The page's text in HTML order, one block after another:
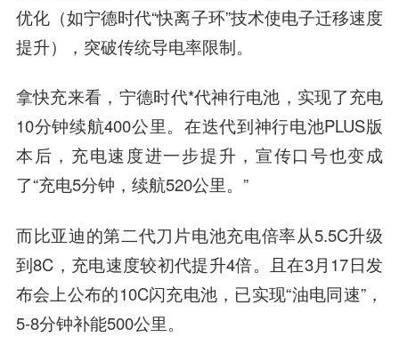
优化（如宁德时代“快离子环”技术使电子迁移速度
提升），突破传统导电率限制。
拿快充来看，宁德时代*代神行电池，实现了充电
10分钟续航400公里。在迭代到神行电池PLUS版
本后，充电速度进一步提升，宣传口号也变成
了“充电5分钟，续航520公里。”
而比亚迪的第二代刀片电池充电倍率从5.5C升级
到8C，充电速度较初代提升4倍。且在3月17日发
布会上公布的10C闪充电池，已实现“油电同速”，
5-8分钟补能500公里。